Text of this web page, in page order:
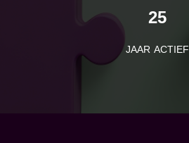
25
JAAR ACTIEF